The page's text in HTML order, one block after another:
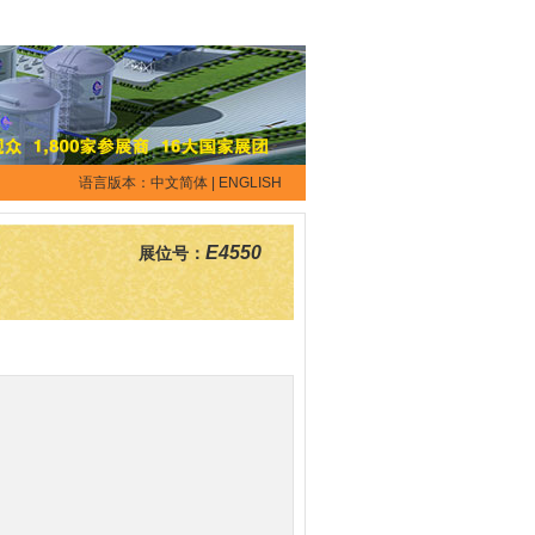
语言版本： 中文简体 ENGLISH
展位号：E4550